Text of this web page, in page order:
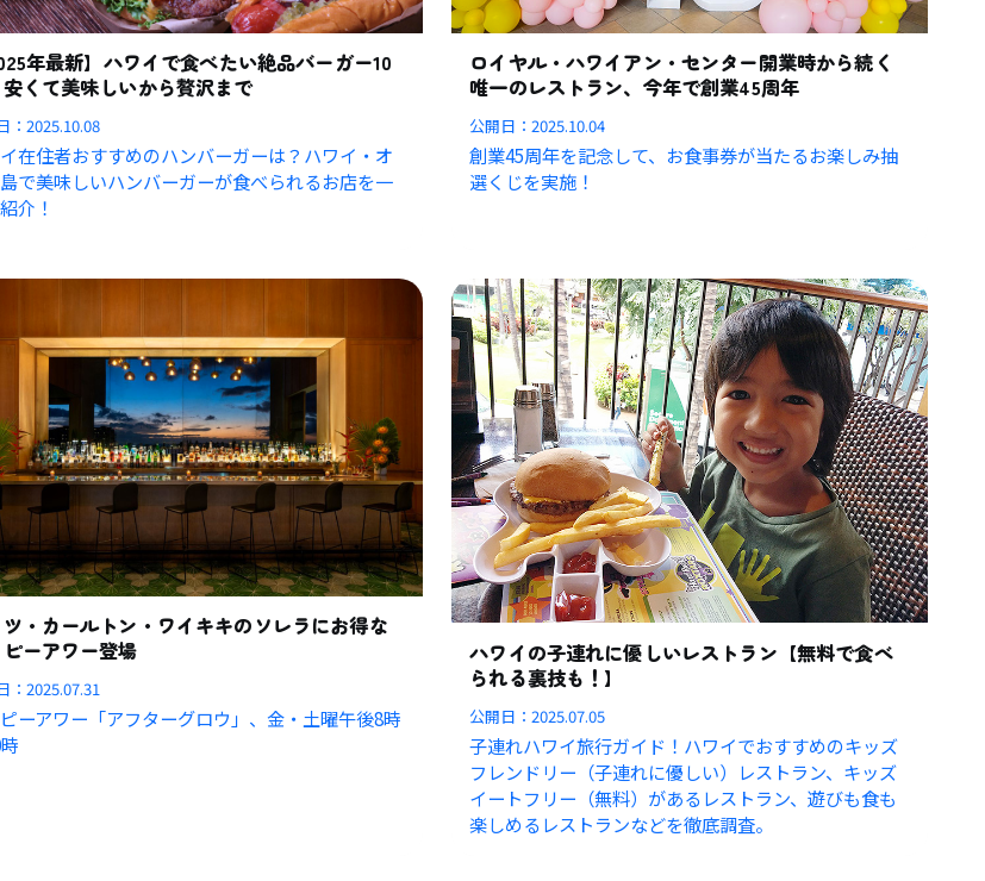
年最新】ハワイで食べたい絶品バーガー10
くて美味しいから贅沢まで
：2025.10.08
在住者おすすめのハンバーガーは？ハワイ・オ
で美味しいハンバーガーが食べられるお店を一
介！
ロイヤル・ハワイアン・センター開業時から続く
唯一のレストラン、今年で創業45周年
公開日：2025.10.04
創業45周年を記念して、お食事券が当たるお楽しみ抽
選くじを実施！
ツ・カールトン・ワイキキのソレラにお得な
ーアワー登場
：2025.07.31
ーアワー「アフターグロウ」、金・土曜午後8時
ハワイの子連れに優しいレストラン【無料で食べ
られる裏技も！】
公開日：2025.07.05
子連れハワイ旅行ガイド！ハワイでおすすめのキッズ
フレンドリー（子連れに優しい）レストラン、キッズ
イートフリー（無料）があるレストラン、遊びも食も
楽しめるレストランなどを徹底調査。